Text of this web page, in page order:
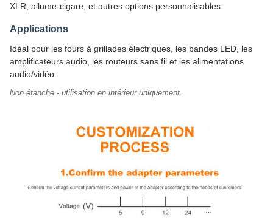
XLR, allume-cigare, et autres options personnalisables
Applications
Idéal pour les fours à grillades électriques, les bandes LED, les
amplificateurs audio, les routeurs sans fil et les alimentations
audio/vidéo.
Non étanche - utilisation en intérieur uniquement.